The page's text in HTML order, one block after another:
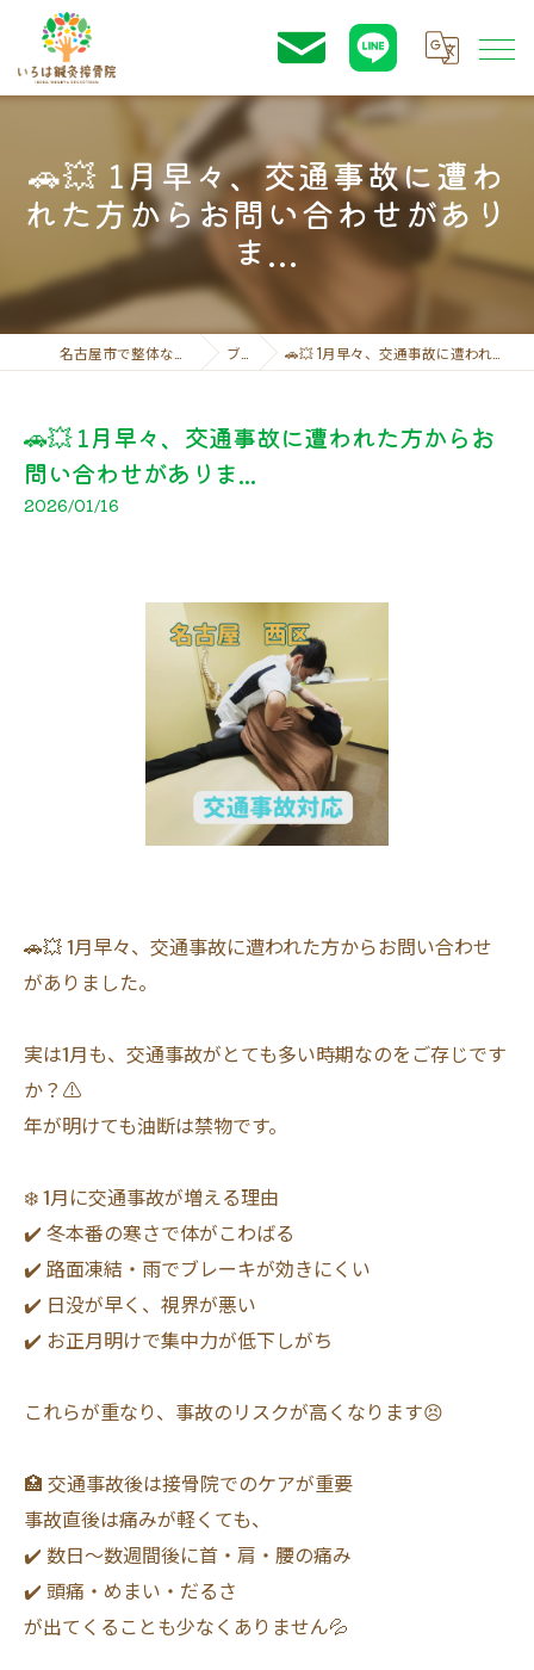
🚗💥 1月早々、交通事故に遭わ
れた方からお問い合わせがあり
ま...
ブログ 🚗💥 1月早々、交通事故に遭われた方からお問い合わせがありま...
🚗💥 1月早々、交通事故に遭われた方からお
問い合わせがありま...
2026/01/16
🚗💥 1月早々、交通事故に遭われた方からお問い合わせ
がありました。
実は1月も、交通事故がとても多い時期なのをご存じです
か？⚠️
年が明けても油断は禁物です。
❄️ 1月に交通事故が増える理由
✔️ 冬本番の寒さで体がこわばる
✔️ 路面凍結・雨でブレーキが効きにくい
✔️ 日没が早く、視界が悪い
✔️ お正月明けで集中力が低下しがち
これらが重なり、事故のリスクが高くなります😣
🏥 交通事故後は接骨院でのケアが重要
事故直後は痛みが軽くても、
✔️ 数日〜数週間後に首・肩・腰の痛み
✔️ 頭痛・めまい・だるさ
が出てくることも少なくありません💦